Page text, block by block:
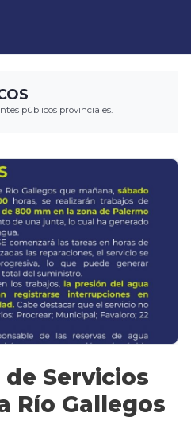
públicos provinciales.
Servicios
Río Gallegos